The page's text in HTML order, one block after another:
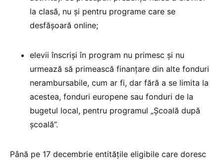
la clasă, nu şi pentru programe care se
desfăşoară online;
elevii înscrişi în program nu primesc şi nu
urmează să primească finanţare din alte fonduri
nerambursabile, cum ar fi, dar fără a se limita la
acestea, fonduri europene sau fonduri de la
bugetul local, pentru programul „Şcoală după
şcoală”.
Până pe 17 decembrie entităţile eligibile care doresc